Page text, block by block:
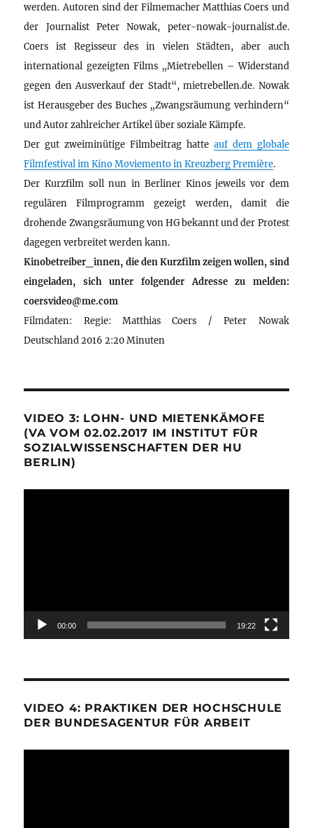
werden. Autoren sind der Filmemacher Matthias Coers und
der Journalist Peter Nowak, peter-nowak-journalist.de.
Coers ist Regisseur des in vielen Städten, aber auch
international gezeigten Films „Mietrebellen – Widerstand
gegen den Ausverkauf der Stadt“, mietrebellen.de. Nowak
ist Herausgeber des Buches „Zwangsräumung verhindern“
und Autor zahlreicher Artikel über soziale Kämpfe.
Der gut zweiminütige Filmbeitrag hatte auf dem globale
Filmfestival im Kino Moviemento in Kreuzberg Première.
Der Kurzfilm soll nun in Berliner Kinos jeweils vor dem
regulären Filmprogramm gezeigt werden, damit die
drohende Zwangsräumung von HG bekannt und der Protest
dagegen verbreitet werden kann.
Kinobetreiber_innen, die den Kurzfilm zeigen wollen, sind
eingeladen, sich unter folgender Adresse zu melden:
coersvideo@me.com
Filmdaten: Regie: Matthias Coers / Peter Nowak
Deutschland 2016 2:20 Minuten
VIDEO 3: LOHN- UND MIETENKÄMOFE
(VA VOM 02.02.2017 IM INSTITUT FÜR
SOZIALWISSENSCHAFTEN DER HU
BERLIN)
00:00 19:22
VIDEO 4: PRAKTIKEN DER HOCHSCHULE
DER BUNDESAGENTUR FÜR ARBEIT